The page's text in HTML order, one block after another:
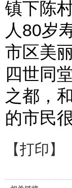
镇下陈
人80岁
市区美
四世同
之都，
的市民
【打印】